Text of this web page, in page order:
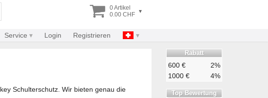
0 Artikel
0.00 CHF ▾
Service Login Registrieren
Schulterschutz. Wir bieten genau die
Rabatt
600 €
2%
1000 €
4%
Top Bewertung